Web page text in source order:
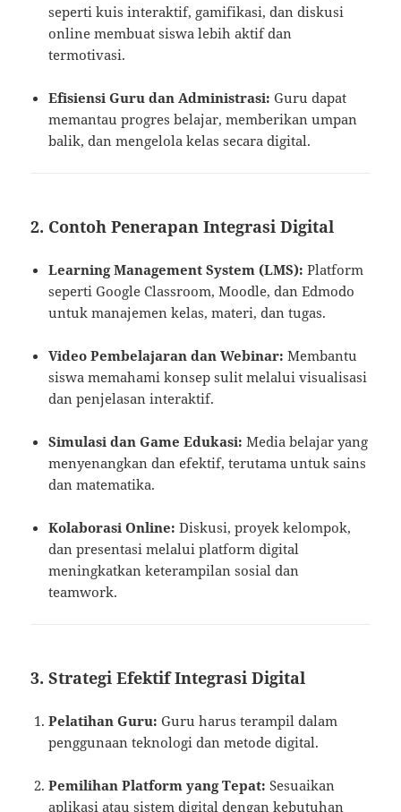
seperti kuis interaktif, gamifikasi, dan diskusi
online membuat siswa lebih aktif dan
termotivasi.
Efisiensi Guru dan Administrasi: Guru dapat
memantau progres belajar, memberikan umpan
balik, dan mengelola kelas secara digital.
2. Contoh Penerapan Integrasi Digital
Learning Management System (LMS): Platform
seperti Google Classroom, Moodle, dan Edmodo
untuk manajemen kelas, materi, dan tugas.
Video Pembelajaran dan Webinar: Membantu
siswa memahami konsep sulit melalui visualisasi
dan penjelasan interaktif.
Simulasi dan Game Edukasi: Media belajar yang
menyenangkan dan efektif, terutama untuk sains
dan matematika.
Kolaborasi Online: Diskusi, proyek kelompok,
dan presentasi melalui platform digital
meningkatkan keterampilan sosial dan
teamwork.
3.Strategi Efektif Integrasi Digital
Pelatihan Guru: Guru harus terampil dalam
penggunaan teknologi dan metode digital.
Pemilihan Platform yang Tepat: Sesuaikan
aplikasi atau sistem digital dengan kebutuhan